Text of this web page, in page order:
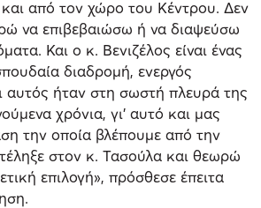
και από τον χώρο του Κέντρου. Δεν
να επιβεβαιώσω ή να διαψεύσω
Και ο κ. Βενιζέλος είναι ένας
διαδρομή, ενεργός
αυτός ήταν στη σωστή πλευρά της
χρόνια, γι' αυτό και μας
την οποία βλέπουμε από την
στον κ. Τασούλα και θεωρώ
επιλογή», πρόσθεσε έπειτα